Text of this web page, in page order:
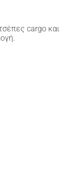
cargo και